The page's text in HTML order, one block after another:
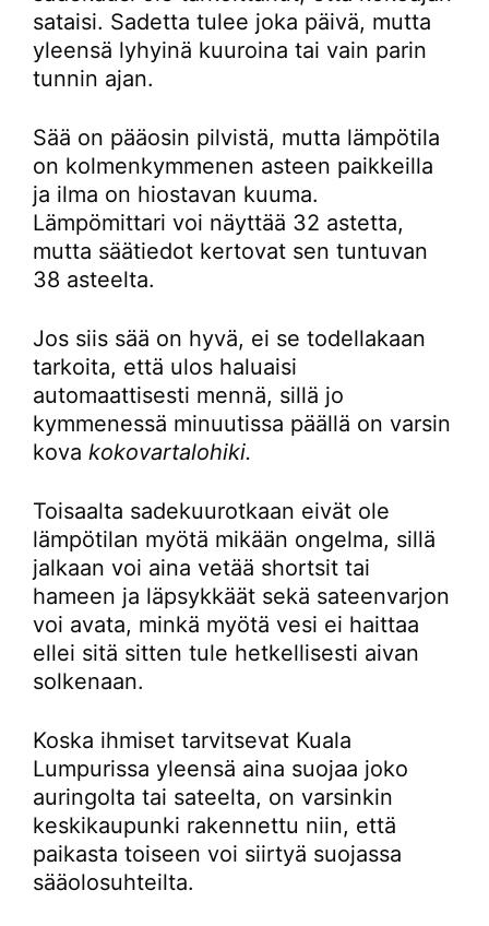
sataisi. Sadetta tulee joka päivä, mutta
yleensä lyhyinä kuuroina tai vain parin
tunnin ajan.
Sää on pääosin pilvistä, mutta lämpötila
on kolmenkymmenen asteen paikkeilla
ja ilma on hiostavan kuuma.
Lämpömittari voi näyttää 32 astetta,
mutta säätiedot kertovat sen tuntuvan
38 asteelta.
Jos siis sää on hyvä, ei se todellakaan
tarkoita, että ulos haluaisi
automaattisesti mennä, sillä jo
kymmenessä minuutissa päällä on varsin
kova kokovartalohiki.
Toisaalta sadekuurotkaan eivät ole
lämpötilan myötä mikään ongelma, sillä
jalkaan voi aina vetää shortsit tai
hameen ja läpsykkäät sekä sateenvarjon
voi avata, minkä myötä vesi ei haittaa
ellei sitä sitten tule hetkellisesti aivan
solkenaan.
Koska ihmiset tarvitsevat Kuala
Lumpurissa yleensä aina suojaa joko
auringolta tai sateelta, on varsinkin
keskikaupunki rakennettu niin, että
paikasta toiseen voi siirtyä suojassa
sääolosuhteilta.